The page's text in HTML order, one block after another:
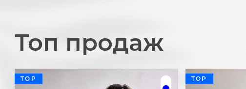
Топ продаж
TOP TOP